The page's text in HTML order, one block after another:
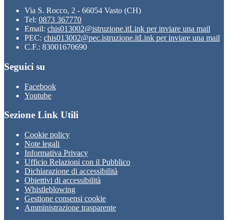
Via S. Rocco, 2 - 66054 Vasto (CH)
Tel: 0873 367770
Email: chis013002@istruzione.itLink per inviare una mail
PEC: chis013002@pec.istruzione.itLink per inviare una mail
C.F.: 83001670690
Seguici su
Facebook
Youtube
Sezione Link Utili
Cookie policy
Note legali
Informativa Privacy
Ufficio Relazioni con il Pubblico
Dichiarazione di accessibilità
Obiettivi di accessibilità
Whistleblowing
Gestione consensi cookie
Amministrazione trasparente